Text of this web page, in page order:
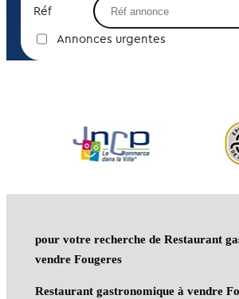
Réf
Annonces urgentes
pour votre recherche de Restaurant
vendre Fougeres
Restaurant gastronomique à vendre